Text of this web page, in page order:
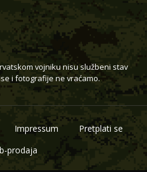
vojniku nisu službeni stav
i fotografije ne vraćamo.
Impressum
Pretplati se
prodaja